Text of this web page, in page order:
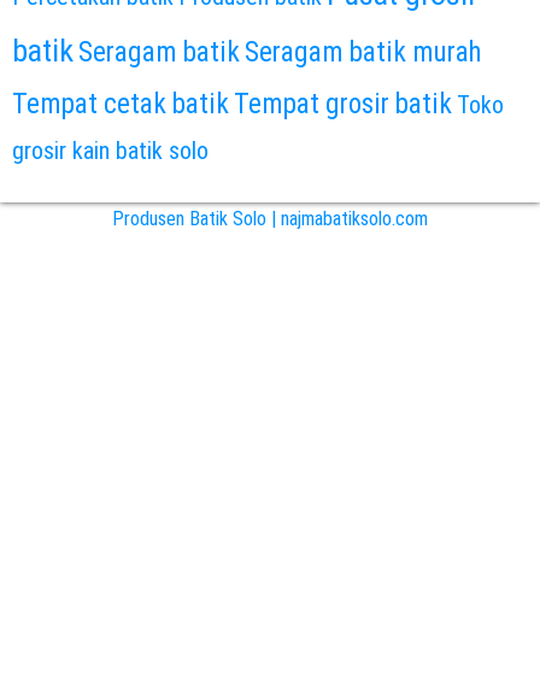
batik Seragam batikSeragam batik murah
Tempat cetak batikTempat grosir batik Toko
grosir kain batik solo
Produsen Batik Solo | najmabatiksolo.com